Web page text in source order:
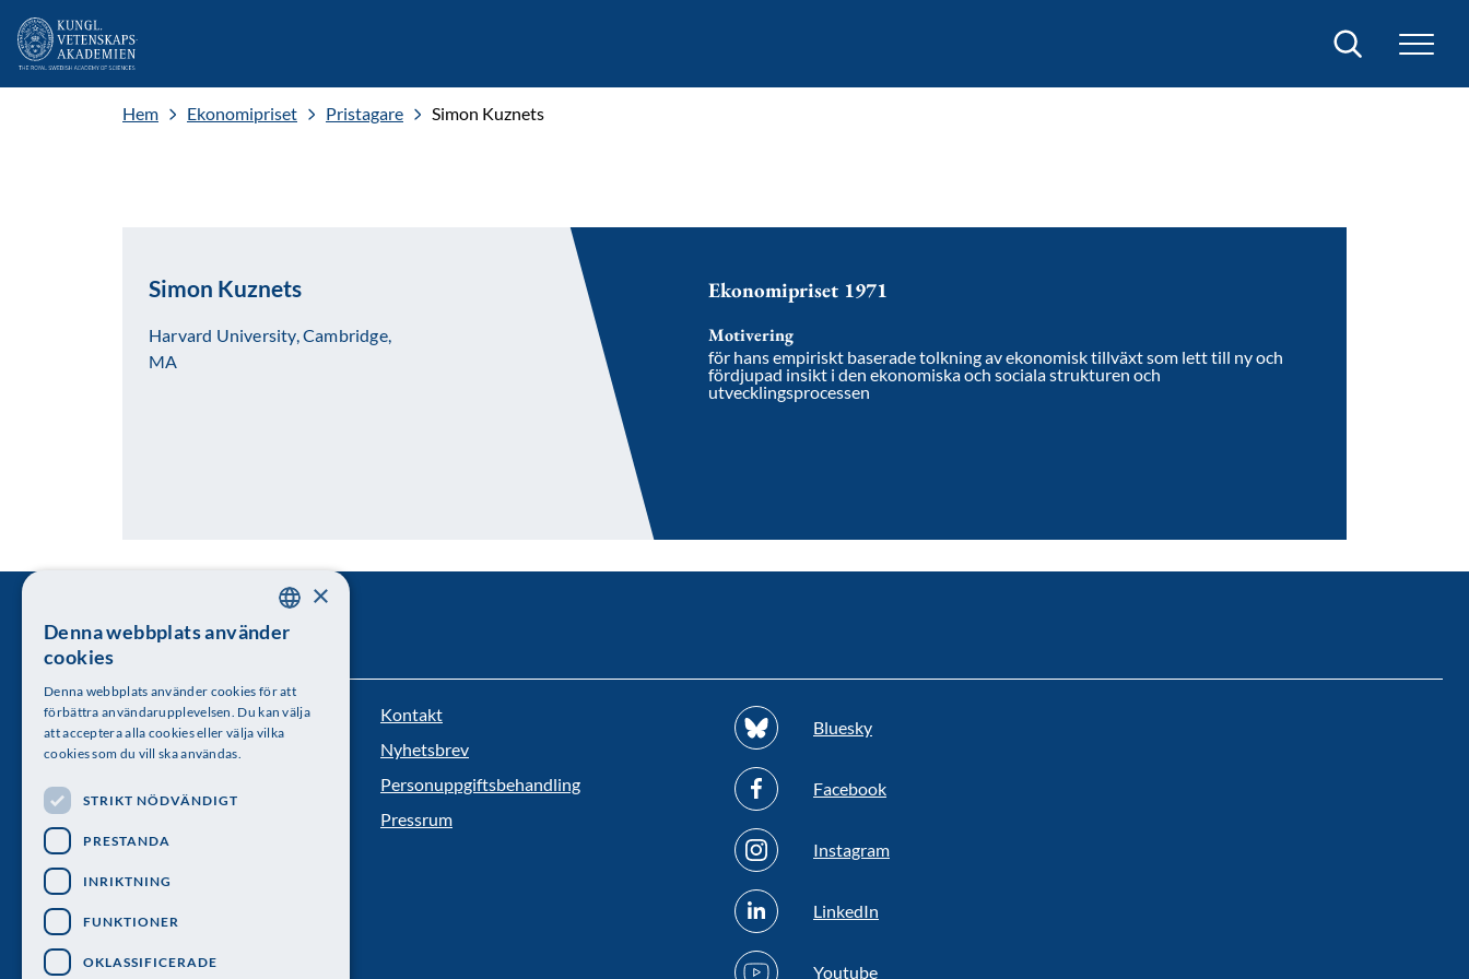
Sök
Hem Ekonomipriset Pristagare Simon Kuznets
Simon Kuznets
Harvard University, Cambridge,
MA
Ekonomipriset 1971
Motivering
för hans empiriskt baserade tolkning av ekonomisk tillväxt som lett till ny och
fördjupad insikt i den ekonomiska och sociala strukturen och
utvecklingsprocessen
Kungl. Vetenskapsakademien
Besöksadress: Lilla Frescativägen 4A
Telefon: 08-673 95 00
Kontakt
Nyhetsbrev
Personuppgiftsbehandling
Pressrum
Bluesky
Facebook
Instagram
LinkedIn
Youtube
SWEDISH
×
Denna webbplats använder
cookies
Denna webbplats använder cookies för att
förbättra användarupplevelsen. Du kan välja
att acceptera alla cookies eller välja vilka
cookies som du vill ska användas.
STRIKT NÖDVÄNDIGT
PRESTANDA
INRIKTNING
FUNKTIONER
OKLASSIFICERADE